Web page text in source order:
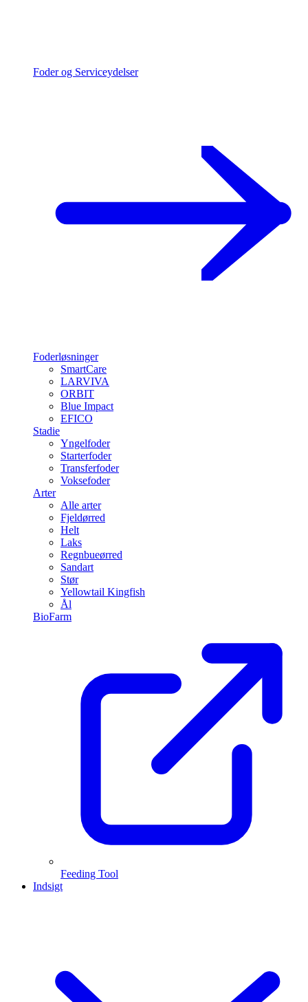
Foder og Serviceydelser
Foderløsninger
SmartCare
LARVIVA
ORBIT
Blue Impact
EFICO
Stadie
Yngelfoder
Starterfoder
Transferfoder
Voksefoder
Arter
Alle arter
Fjeldørred
Helt
Laks
Regnbueørred
Sandart
Stør
Yellowtail Kingfish
Ål
BioFarm
Feeding Tool
Indsigt